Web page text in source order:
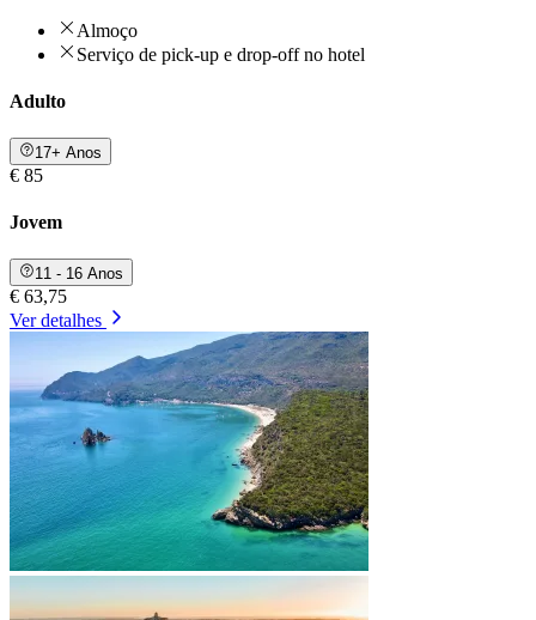
Almoço
Serviço de pick-up e drop-off no hotel
Adulto
17+ Anos
€ 85
Jovem
11 - 16 Anos
€ 63,75
Ver detalhes